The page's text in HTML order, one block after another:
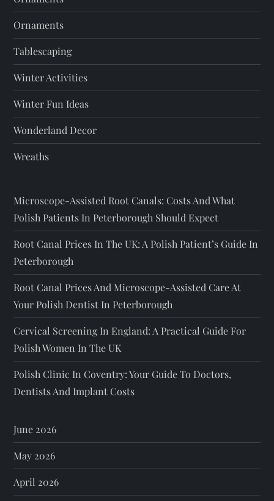
Ornaments
Tablescaping
Winter Activities
Winter Fun Ideas
Wonderland Decor
Wreaths
Microscope-Assisted Root Canals: Costs And What
Polish Patients In Peterborough Should Expect
Root Canal Prices In The UK: A Polish Patient’s Guide In
Peterborough
Root Canal Prices And Microscope-Assisted Care At
Your Polish Dentist In Peterborough
Cervical Screening In England: A Practical Guide For
Polish Women In The UK
Polish Clinic In Coventry: Your Guide To Doctors,
Dentists And Implant Costs
June 2026
May 2026
April 2026